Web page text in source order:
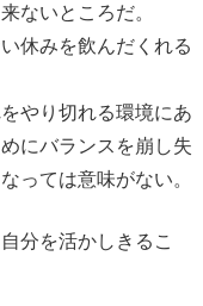
ないところだ。
休みを飲んだくれる
やり切れる環境にあ
にバランスを崩し失
っては意味がない。
分を活かしきるこ